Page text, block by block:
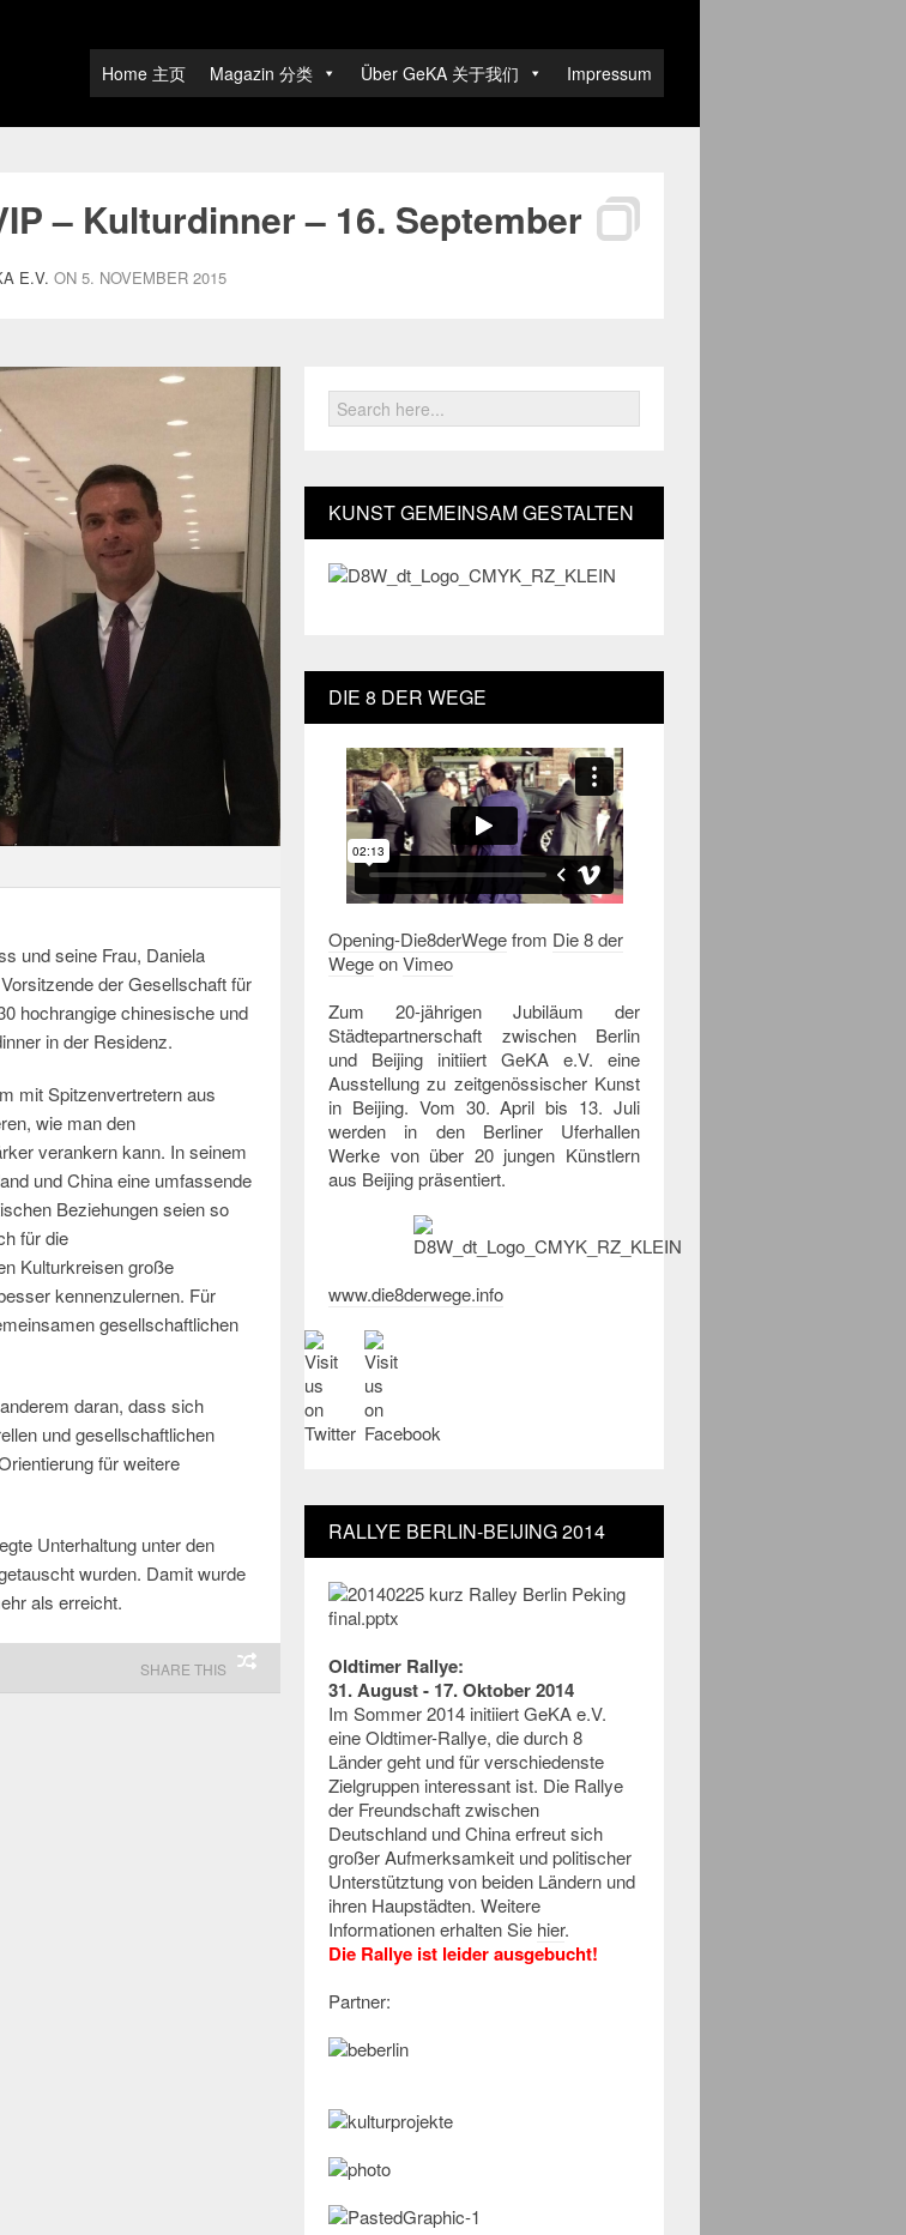
Home 主页 Magazin 分类 Über GeKA 关于我们 Impressum
– Kulturdinner – 16. September
E.V. ON 5. NOVEMBER 2015
und seine Frau, Daniela
der Gesellschaft für
hochrangige chinesische und
in der Residenz.
mit Spitzenvertretern aus
wie man den
verankern kann. In seinem
und China eine umfassende
Beziehungen seien so
für die
Kulturkreisen große
kennenzulernen. Für
gesellschaftlichen
daran, dass sich
und gesellschaftlichen
für weitere
Unterhaltung unter den
wurden. Damit wurde
als erreicht.
SHARE THIS
KUNST GEMEINSAM GESTALTEN
DIE 8 DER WEGE
Opening-Die8derWegefrom Die 8 der
WegeonVimeo
Zum 20-jährigen Jubiläum der
Städtepartnerschaft zwischen Berlin
und Beijing initiiert GeKA e.V. eine
Ausstellung zu zeitgenössischer Kunst
in Beijing. Vom 30. April bis 13. Juli
werden in den Berliner Uferhallen
Werke von über 20 jungen Künstlern
aus Beijing präsentiert.
www.die8derwege.info
RALLYE BERLIN-BEIJING 2014
Oldtimer Rallye:
31. August - 17. Oktober 2014
Im Sommer 2014 initiiert GeKA e.V.
eine Oldtimer-Rallye, die durch 8
Länder geht und für verschiedenste
Zielgruppen interessant ist. Die Rallye
der Freundschaft zwischen
Deutschland und China erfreut sich
großer Aufmerksamkeit und politischer
Unterstütztung von beiden Ländern und
ihren Haupstädten. Weitere
Informationen erhalten Sie hier.
Die Rallye ist leider ausgebucht!
Partner: